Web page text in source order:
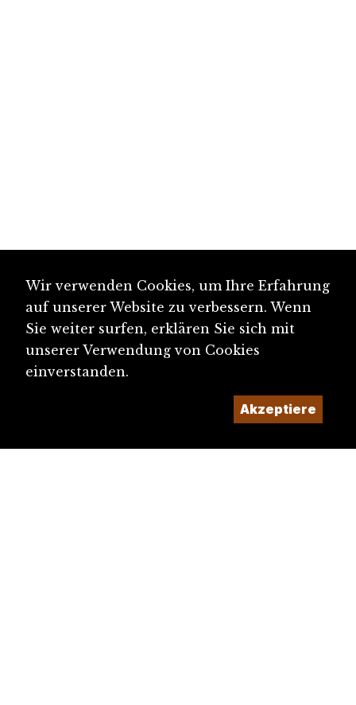
Wir verwenden Cookies, um Ihre Erfahrung
auf unserer Website zu verbessern. Wenn
Sie weiter surfen, erklären Sie sich mit
unserer Verwendung von Cookies
einverstanden.
Akzeptiere